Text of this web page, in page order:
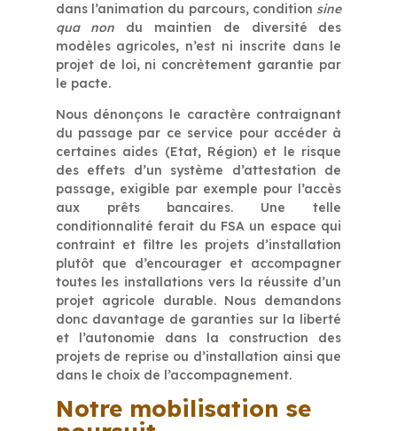
dans l’animation du parcours, condition sine
qua non du maintien de diversité des
modèles agricoles, n’est ni inscrite dans le
projet de loi, ni concrètement garantie par
le pacte.
Nous dénonçons le caractère contraignant
du passage par ce service pour accéder à
certaines aides (Etat, Région) et le risque
des effets d’un système d’attestation de
passage, exigible par exemple pour l’accès
aux prêts bancaires. Une telle
conditionnalité ferait du FSA un espace qui
contraint et filtre les projets d’installation
plutôt que d’encourager et accompagner
toutes les installations vers la réussite d’un
projet agricole durable. Nous demandons
donc davantage de garanties sur la liberté
et l’autonomie dans la construction des
projets de reprise ou d’installation ainsi que
dans le choix de l’accompagnement.
Notre mobilisation se